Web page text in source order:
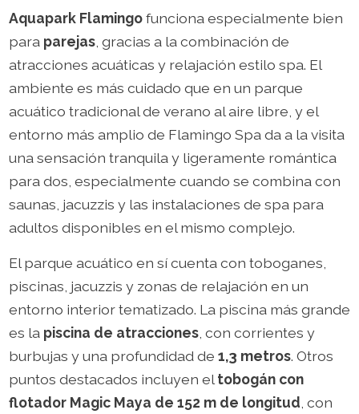
Aquapark Flamingofunciona especialmente bien
para parejas , gracias a la combinación de
atracciones acuáticas y relajación estilo spa. El
ambiente es más cuidado que en un parque
acuático tradicional de verano al aire libre, y el
entorno más amplio de Flamingo Spa da a la visita
una sensación tranquila y ligeramente romántica
para dos, especialmente cuando se combina con
saunas, jacuzzis y las instalaciones de spa para
adultos disponibles en el mismo complejo.
El parque acuático en sí cuenta con toboganes,
piscinas, jacuzzis y zonas de relajación en un
entorno interior tematizado. La piscina más grande
es la piscina de atracciones , con corrientes y
burbujas y una profundidad de 1,3 metros. Otros
puntos destacados incluyen el tobogán con
flotador Magic Maya de 152 m de longitud , con